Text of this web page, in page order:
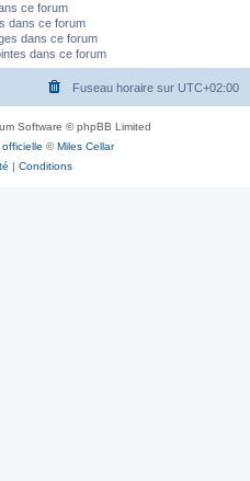
ce forum
dans ce forum
dans ce forum
dans ce forum
Fuseau horaire sur UTC+02:00
Software © phpBB Limited
©Miles Cellar
| Conditions